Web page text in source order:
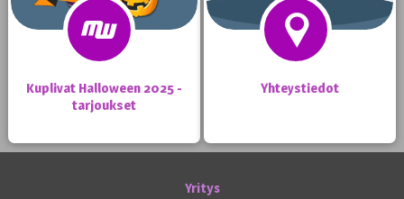
Kuplivat Halloween 2025 -
tarjoukset
Yhteystiedot
Yritys